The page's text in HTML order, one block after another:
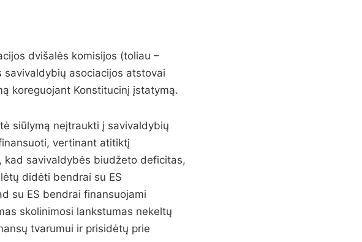
dvišalės komisijos (toliau –
savivaldybių asociacijos atstovai
koreguojant Konstitucinį įstatymą.
siūlymą neįtraukti į savivaldybių
vertinant atitiktį
kad savivaldybės biudžeto deficitas,
didėti bendrai su ES
su ES bendrai finansuojami
skolinimosi lankstumas nekeltų
tvarumui ir prisidėtų prie